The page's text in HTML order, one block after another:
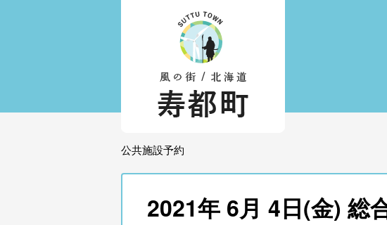
公共施設予約
2021年 6月 4日(金) 総